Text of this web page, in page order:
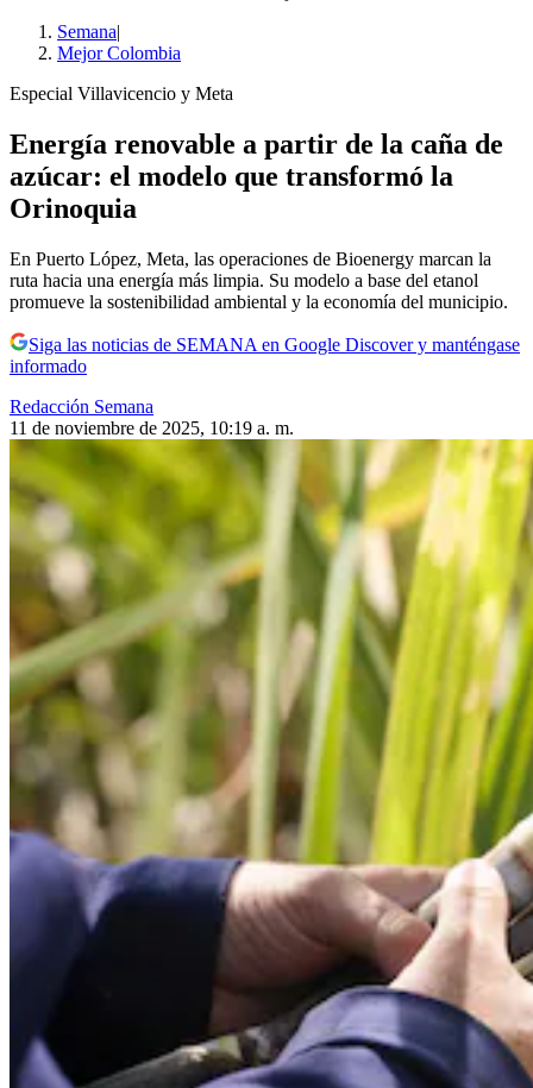
Semana|
Mejor Colombia
Especial Villavicencio y Meta
Energía renovable a partir de la caña de
azúcar: el modelo que transformó la
Orinoquia
En Puerto López, Meta, las operaciones de Bioenergy marcan la
ruta hacia una energía más limpia. Su modelo a base del etanol
promueve la sostenibilidad ambiental y la economía del municipio.
Siga las noticias de SEMANA en Google Discover y manténgase
informado
Redacción Semana
11 de noviembre de 2025, 10:19 a. m.